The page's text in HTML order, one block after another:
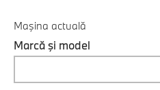
Maşina actuală
Marcă şi model